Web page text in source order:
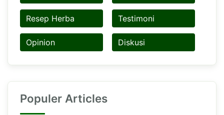
Resep Herba Testimoni
Opinion Diskusi
Populer Articles